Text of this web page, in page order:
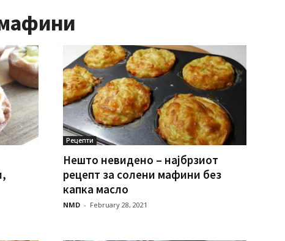
Рецепти
Нешто невидено – најбрзиот
рецепт за солени мафини без
капка масло
NMD - February 28, 2021